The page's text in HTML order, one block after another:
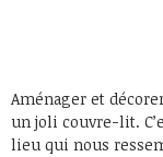
Aménager et
un joli couvre-lit.
lieu qui nous